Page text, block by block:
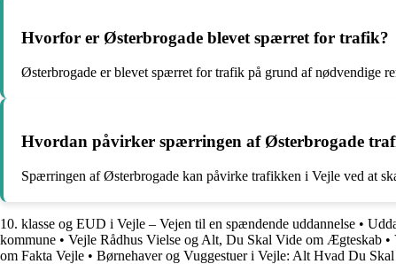
Hvorfor er Østerbrogade blevet spærret for trafik?
Østerbrogade er blevet spærret for trafik på grund af nødvendige
Hvordan påvirker spærringen af Østerbrogade
Spærringen af Østerbrogade kan påvirke trafikken i Vejle ved at
10. klasse og EUD i Vejle – Vejen til en spændende uddannelse •
kommune • Vejle Rådhus Vielse og Alt, Du Skal Vide om Ægteskab •
om Fakta Vejle • Børnehaver og Vuggestuer i Vejle: Alt Hvad Du